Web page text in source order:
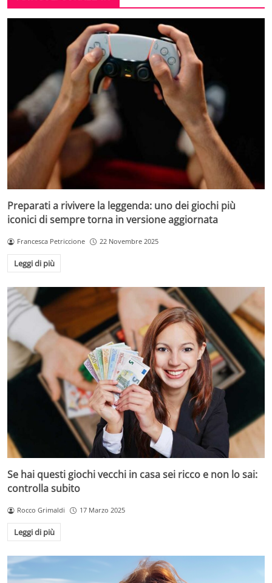
Preparati a rivivere la leggenda: uno dei giochi più
iconici di sempre torna in versione aggiornata
Francesca Petriccione 22 Novembre 2025
Leggi di più
Se hai questi giochi vecchi in casa sei ricco e non lo sai:
controlla subito
Rocco Grimaldi 17 Marzo 2025
Leggi di più